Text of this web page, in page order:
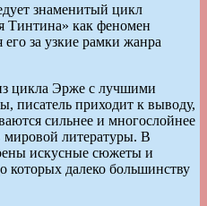
знаменитый цикл
Тинтина» как феномен
за узкие рамки жанра
цикла Эрже с лучшими
писатель приходит к выводу,
сильнее и многослойнее
литературы. В
искусные сюжеты и
которых далеко большинству